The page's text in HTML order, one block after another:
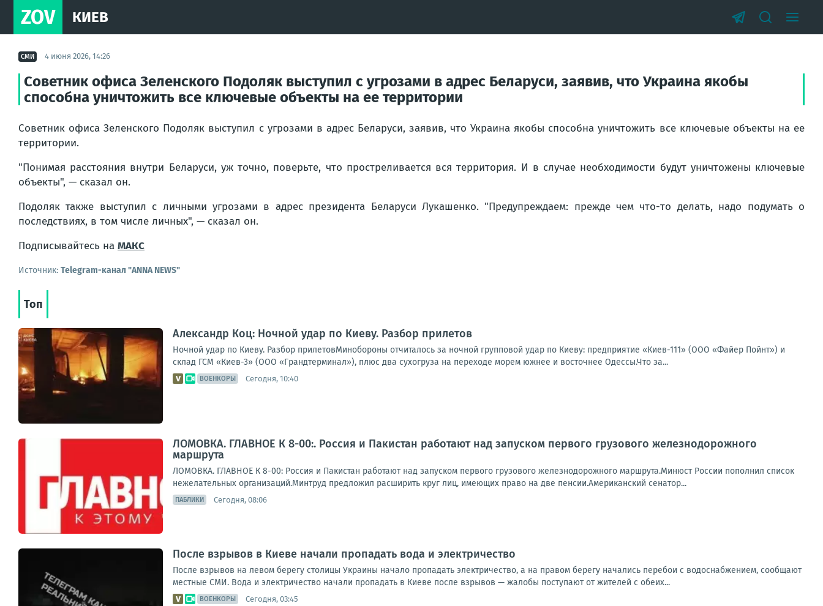
ZOV КИЕВ
СМИ 4 июня 2026, 14:26
Советник офиса Зеленского Подоляк выступил с угрозами в адрес Беларуси, заявив, что Украина якобы
способна уничтожить все ключевые объекты на ее территории
Советник офиса Зеленского Подоляк выступил с угрозами в адрес Беларуси, заявив, что Украина якобы способна уничтожить все ключевые объекты на ее
территории.
"Понимая расстояния внутри Беларуси, уж точно, поверьте, что простреливается вся территория. И в случае необходимости будут уничтожены ключевые
объекты", — сказал он.
Подоляк также выступил с личными угрозами в адрес президента Беларуси Лукашенко. "Предупреждаем: прежде чем что-то делать, надо подумать о
последствиях, в том числе личных", — сказал он.
Подписывайтесь на МАКС
Источник: Telegram-канал "ANNA NEWS"
Топ
Александр Коц: Ночной удар по Киеву. Разбор прилетов
Ночной удар по Киеву. Разбор прилетовМинобороны отчиталось за ночной групповой удар по Киеву: предприятие «Киев-111» (ООО «Файер Пойнт») и
склад ГСМ «Киев-3» (ООО «Грандтерминал»), плюс два сухогруза на переходе морем южнее и восточнее Одессы.Что за...
ВОЕНКОРЫ Сегодня, 10:40
ЛОМОВКА. ГЛАВНОЕ К 8-00:. Россия и Пакистан работают над запуском первого грузового железнодорожного
маршрута
ЛОМОВКА. ГЛАВНОЕ К 8-00: Россия и Пакистан работают над запуском первого грузового железнодорожного маршрута.Минюст России пополнил список
нежелательных организаций.Минтруд предложил расширить круг лиц, имеющих право на две пенсии.Американский сенатор...
ПАБЛИКИ Сегодня, 08:06
После взрывов в Киеве начали пропадать вода и электричество
После взрывов на левом берегу столицы Украины начало пропадать электричество, а на правом берегу начались перебои с водоснабжением, сообщают
местные СМИ. Вода и электричество начали пропадать в Киеве после взрывов — жалобы поступают от жителей с обеих...
ВОЕНКОРЫ Сегодня, 03:45